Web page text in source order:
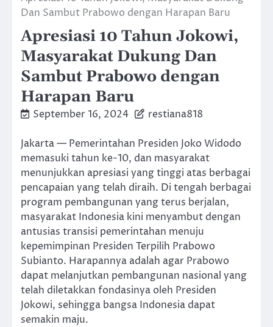
Dan Sambut Prabowo dengan Harapan Baru
Apresiasi 10 Tahun Jokowi,
Masyarakat Dukung Dan
Sambut Prabowo dengan
Harapan Baru
September 16, 2024 restiana818
Jakarta — Pemerintahan Presiden Joko Widodo
memasuki tahun ke-10, dan masyarakat
menunjukkan apresiasi yang tinggi atas berbagai
pencapaian yang telah diraih. Di tengah berbagai
program pembangunan yang terus berjalan,
masyarakat Indonesia kini menyambut dengan
antusias transisi pemerintahan menuju
kepemimpinan Presiden Terpilih Prabowo
Subianto. Harapannya adalah agar Prabowo
dapat melanjutkan pembangunan nasional yang
telah diletakkan fondasinya oleh Presiden
Jokowi, sehingga bangsa Indonesia dapat
semakin maju.